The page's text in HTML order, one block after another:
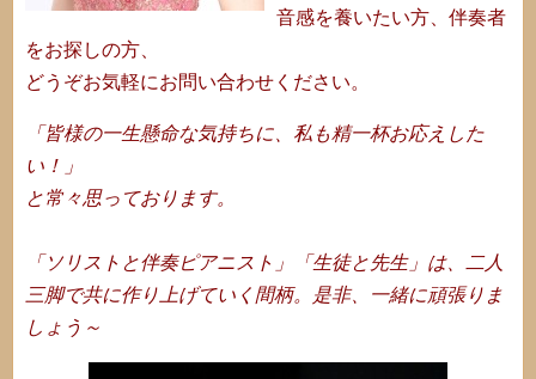
音感を養いたい方、伴奏者
をお探しの方、
どうぞお気軽にお問い合わせください。
「皆様の一生懸命な気持ちに、私も精一杯お応えした
い！」
と常々思っております。
「ソリストと伴奏ピアニスト」「生徒と先生」は、二人
三脚で共に作り上げていく間柄。 是非、一緒に頑張りま
しょう～